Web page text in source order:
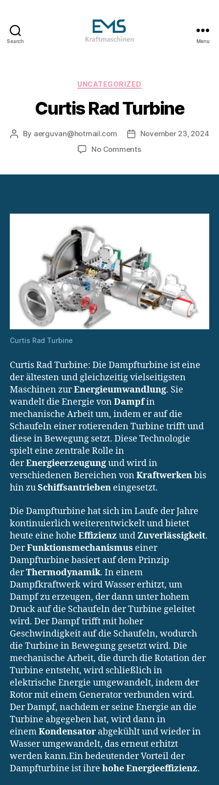
Search
&
Anlagen
&
Menu
Categories
UNCATEGORIZED
Curtis Rad Turbine
Post
By aerguvan@hotmail.com
Post
date
November 23, 2024
No Commentson
Curtis Rad Turbine
Curtis Rad Turbine: Die Dampfturbine ist eine
der ältesten und gleichzeitig vielseitigsten
Maschinen zurEnergieumwandlung. Sie
wandelt die Energie vonDampfin
mechanische Arbeit um, indem er auf die
Schaufeln einer rotierenden Turbine trifft und
diese in Bewegung setzt. Diese Technologie
spielt eine zentrale Rolle in
derEnergieerzeugungund wird in
verschiedenen Bereichen vonKraftwerkenbis
hin zuSchiffsantrieben eingesetzt.
Die Dampfturbine hat sich im Laufe der Jahre
kontinuierlich weiterentwickelt und bietet
heute eine hohe Effizienz undZuverlässigkeit.
DerFunktionsmechanismus einer
Dampfturbine basiert auf dem Prinzip
derThermodynamik. In einem
Dampfkraftwerk wird Wasser erhitzt, um
Dampf zu erzeugen, der dann unter hohem
Druck auf die Schaufeln der Turbine geleitet
wird. Der Dampf trifft mit hoher
Geschwindigkeit auf die Schaufeln, wodurch
die Turbine in Bewegung gesetzt wird. Die
mechanische Arbeit, die durch die Rotation der
Turbine entsteht, wird schließlich in
elektrische Energie umgewandelt, indem der
Rotor mit einem Generator verbunden wird.
Der Dampf, nachdem er seine Energie an die
Turbine abgegeben hat, wird dann in
einemKondensator abgekühlt und wieder in
Wasser umgewandelt, das erneut erhitzt
werden kann.Ein bedeutender Vorteil der
Dampfturbine ist ihre hohe Energieeffizienz.